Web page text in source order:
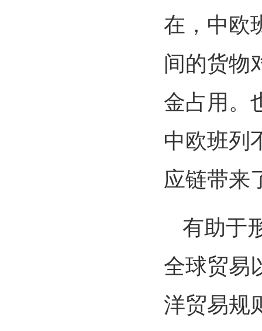
在，中欧
间的货物
金占用。
中欧班列
应链带来
有助于
全球贸易
洋贸易规